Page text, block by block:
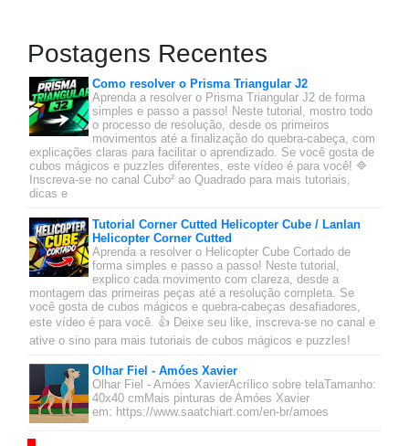
Postagens Recentes
Como resolver o Prisma Triangular J2
Aprenda a resolver o Prisma Triangular J2 de forma
simples e passo a passo! Neste tutorial, mostro todo
o processo de resolução, desde os primeiros
movimentos até a finalização do quebra-cabeça, com
explicações claras para facilitar o aprendizado. Se você gosta de
cubos mágicos e puzzles diferentes, este vídeo é para você! 🔷
Inscreva-se no canal Cubo² ao Quadrado para mais tutoriais,
dicas e
Tutorial Corner Cutted Helicopter Cube / Lanlan
Helicopter Corner Cutted
Aprenda a resolver o Helicopter Cube Cortado de
forma simples e passo a passo! Neste tutorial,
explico cada movimento com clareza, desde a
montagem das primeiras peças até a resolução completa. Se
você gosta de cubos mágicos e quebra-cabeças desafiadores,
este vídeo é para você. 👍 Deixe seu like, inscreva-se no canal e
ative o sino para mais tutoriais de cubos mágicos e puzzles!
Olhar Fiel - Amóes Xavier
Olhar Fiel - Amóes XavierAcrílico sobre telaTamanho:
40x40 cmMais pinturas de Amóes Xavier
em: https://www.saatchiart.com/en-br/amoes